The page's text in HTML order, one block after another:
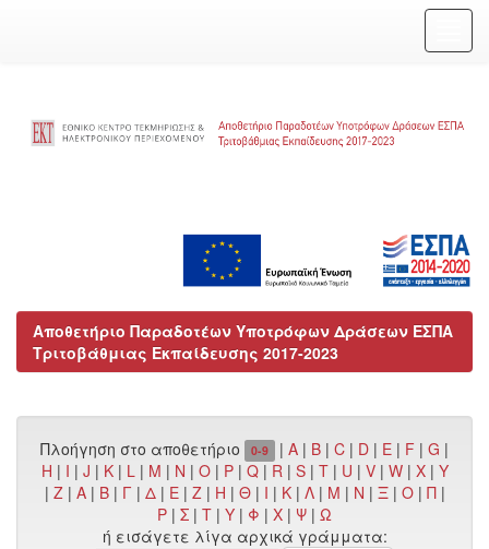
Αποθετήριο Παραδοτέων Υποτρόφων Δράσεων ΕΣΠΑ
Τριτοβάθμιας Εκπαίδευσης 2017-2023
Πλοήγηση στο αποθετήριο 0-9 |A | B |C | D | E | F |G |
H | I | J | K | L | M | N | O | P | Q | R | S | T | U | V | W | X | Y
| Z | Α | Β | Γ | Δ | Ε | Ζ | Η | Θ | Ι | Κ | Λ | Μ | Ν | Ξ | Ο | Π |
Ρ | Σ | Τ | Υ | Φ | Χ | Ψ | Ω
ή εισάγετε λίγα αρχικά γράμματα: